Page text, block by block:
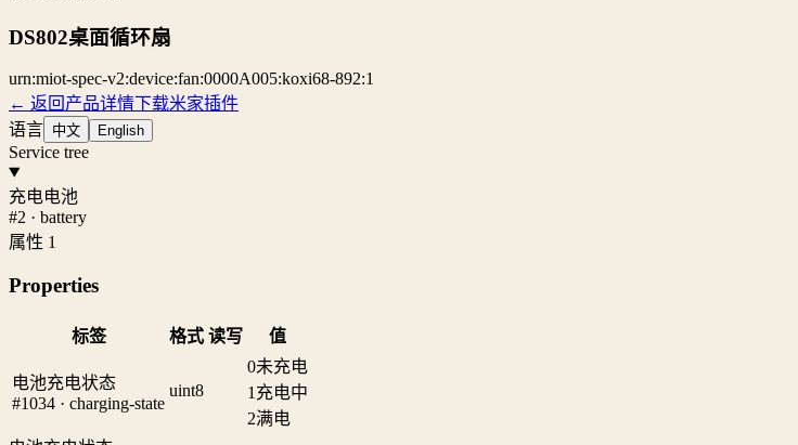
DS802桌面循环扇
urn:miot-spec-v2:device:fan:0000A005:koxi68-892:1
← 返回产品详情下载米家插件
语言 中文 English
Service tree
充电电池
#2 · battery
属性 1
Properties
标签 格式 读写 值
电池充电状态
#1034 · charging-state
uint8
0未充电
1 充电中
2满电